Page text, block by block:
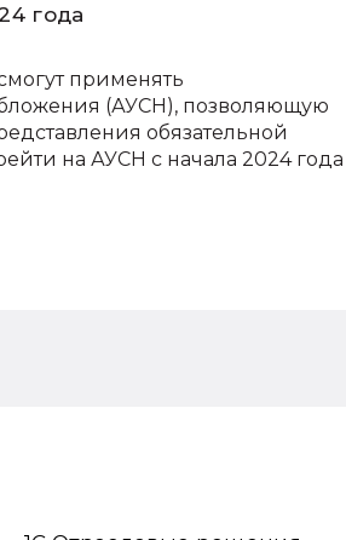
года
применять
(АУСН), позволяющую
обязательной
на АУСН с начала 2024 года